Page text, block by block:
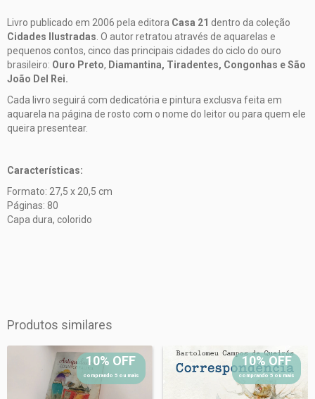
Livro publicado em 2006 pela editora Casa 21 dentro da coleção
Cidades Ilustradas . O autor retratou através de aquarelas e
pequenos contos, cinco das principais cidades do ciclo do ouro
brasileiro: Ouro Preto, Diamantina, Tiradentes, Congonhas e São
João Del Rei.
Cada livro seguirá com dedicatória e pintura exclusva feita em
aquarela na página de rosto com o nome do leitor ou para quem ele
queira presentear.
Características:
Formato: 27,5 x 20,5 cm
Páginas: 80
Capa dura, colorido
Produtos similares
10% OFF
comprando 5 ou mais
10% OFF
comprando 5 ou mais